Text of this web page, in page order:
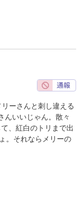
ーさんと刺し違える
んいいじゃん。散々
、紅白のトリまで出
。それならメリーの